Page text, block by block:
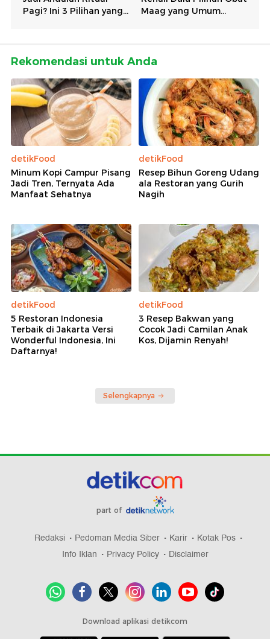
Rekomendasi untuk Anda
detikFood
Minum Kopi Campur Pisang
Jadi Tren, Ternyata Ada
Manfaat Sehatnya
detikFood
Resep Bihun Goreng Udang
ala Restoran yang Gurih
Nagih
detikFood
5 Restoran Indonesia
Terbaik di Jakarta Versi
Wonderful Indonesia, Ini
Daftarnya!
detikFood
3 Resep Bakwan yang
Cocok Jadi Camilan Anak
Kos, Dijamin Renyah!
Selengkapnya
part of
Redaksi Pedoman Media Siber Karir
Kotak Pos
Info Iklan
Privacy Policy Disclaimer
Download aplikasi detikcom